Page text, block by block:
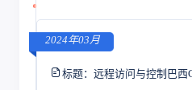
2024年03月
标题： 远程访问与控制巴西